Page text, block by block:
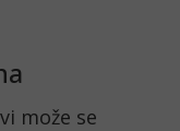
može se